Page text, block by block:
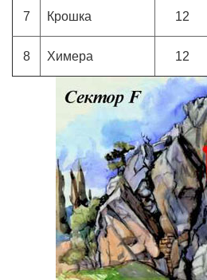
7 Крошка 12
8 Химера 12